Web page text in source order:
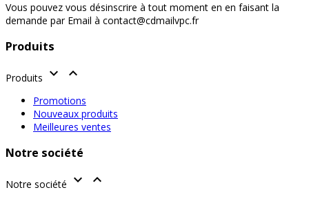
Vous pouvez vous désinscrire à tout moment en en faisant la
demande par Email à contact@cdmailvpc.fr
Produits
Produits  
Promotions
Nouveaux produits
Meilleures ventes
Notre société
Notre société  